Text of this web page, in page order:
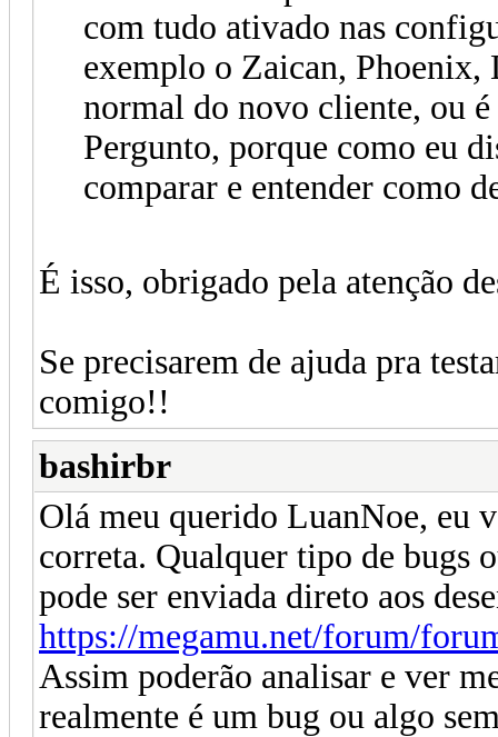
com tudo ativado nas
exemplo o Zaican, Phoenix,
normal do novo cliente, ou
Pergunto, porque como eu
comparar e entender como
É isso, obrigado pela atenção
Se precisarem de ajuda pra
comigo!!
bashirbr
Olá meu querido LuanNoe, eu
correta. Qualquer tipo de bugs
pode ser enviada direto aos
https://megamu.net/forum/
Assim poderão analisar e ver
realmente é um bug ou algo